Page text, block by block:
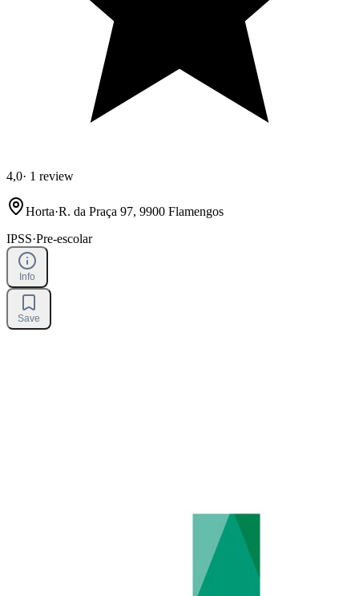
4,0· 1 review
Horta·R. da Praça 97, 9900 Flamengos
IPSS·Pre-escolar
Info
Save